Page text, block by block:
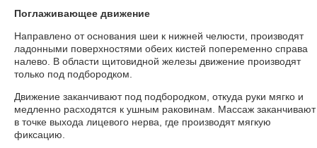
Поглаживающее движение
Направлено от основания шеи к нижней челюсти, производят
ладонными поверхностями обеих кистей попеременно справа
налево. В области щитовидной железы движение производят
только под подбородком.
Движение заканчивают под подбородком, откуда руки мягко и
медленно расходятся к ушным раковинам. Массаж заканчивают
в точке выхода лицевого нерва, где производят мягкую
фиксацию.